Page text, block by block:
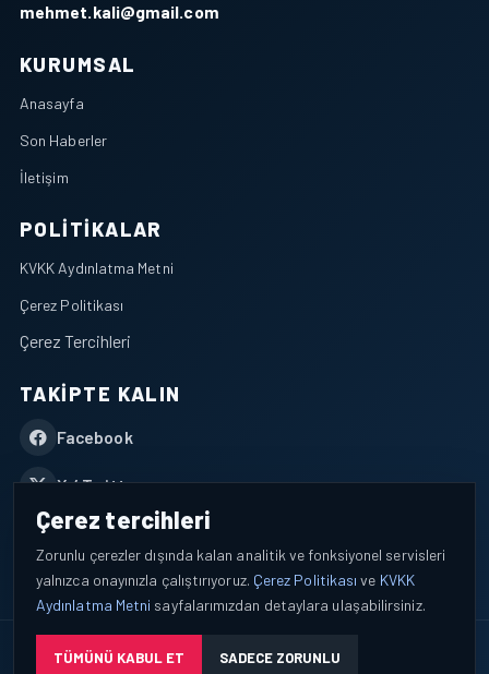
mehmet.kali@gmail.com
KURUMSAL
Anasayfa
Son Haberler
İletişim
POLITIKALAR
KVKK Aydınlatma Metni
Çerez Politikası
Çerez Tercihleri
TAKIPTE KALIN
Facebook
X / Twitter
YouTube
WhatsApp
© 2026 AEROPORTIST I Havacılık Veri ve Analiz Platformu. Tüm
Çerez tercihleri
Zorunlu çerezler dışında kalan analitik ve fonksiyonel servisleri
yalnızca onayınızla çalıştırıyoruz. Çerez Politikası ve KVKK
Aydınlatma Metni sayfalarımızdan detaylara ulaşabilirsiniz.
TÜMÜNÜ KABUL ET SADECE ZORUNLU